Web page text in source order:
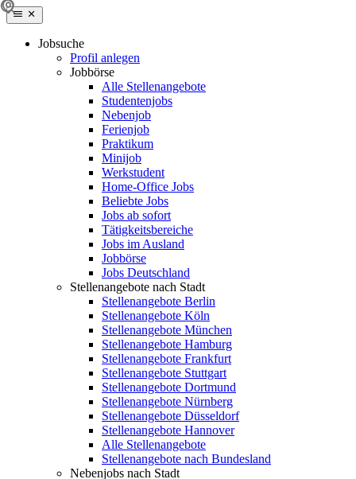
Jobsuche
Profil anlegen
Jobbörse
Alle Stellenangebote
Studentenjobs
Nebenjob
Ferienjob
Praktikum
Minijob
Werkstudent
Home-Office Jobs
Beliebte Jobs
Jobs ab sofort
Tätigkeitsbereiche
Jobs im Ausland
Jobbörse
Jobs Deutschland
Stellenangebote nach Stadt
Stellenangebote Berlin
Stellenangebote Köln
Stellenangebote München
Stellenangebote Hamburg
Stellenangebote Frankfurt
Stellenangebote Stuttgart
Stellenangebote Dortmund
Stellenangebote Nürnberg
Stellenangebote Düsseldorf
Stellenangebote Hannover
Alle Stellenangebote
Stellenangebote nach Bundesland
Nebenjobs nach Stadt